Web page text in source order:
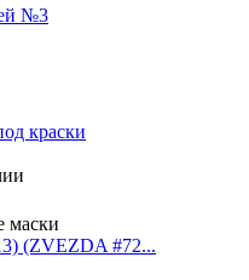
№3
краски
маски
(ZVEZDA #72...